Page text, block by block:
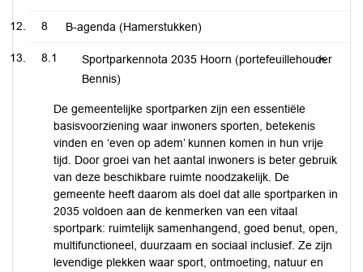
8 B-agenda (Hamerstukken)
8.1
Sportparkennota 2035 Hoorn (portefeuillehouder
Bennis)
De gemeentelijke sportparken zijn een essentiële
basisvoorziening waar inwoners sporten, betekenis
vinden en ‘even op adem’ kunnen komen in hun vrije
tijd. Door groei van het aantal inwoners is beter gebruik
van deze beschikbare ruimte noodzakelijk. De
gemeente heeft daarom als doel dat alle sportparken in
2035 voldoen aan de kenmerken van een vitaal
sportpark: ruimtelijk samenhangend, goed benut, open,
multifunctioneel, duurzaam en sociaal inclusief. Ze zijn
levendige plekken waar sport, ontmoeting, natuur en